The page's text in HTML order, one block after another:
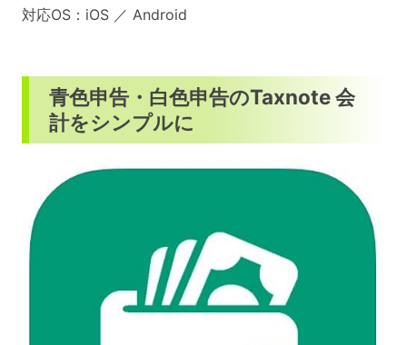
対応OS：iOS ／ Android
青色申告・白色申告のTaxnote 会
計をシンプルに